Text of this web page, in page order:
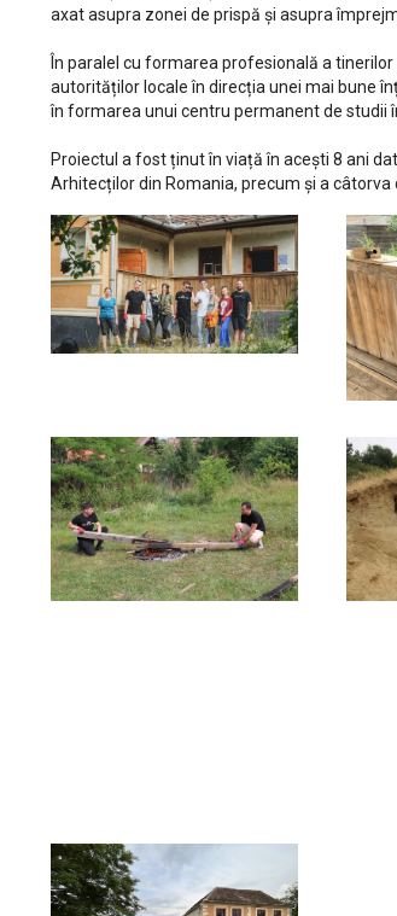
axat asupra zonei de prispă și asupra
În paralel cu formarea profesională a
autorităților locale în direcția unei mai bune
în formarea unui centru permanent de studii
Proiectul a fost ținut în viață în acești 8 ani
Arhitecților din Romania, precum și a câtorva